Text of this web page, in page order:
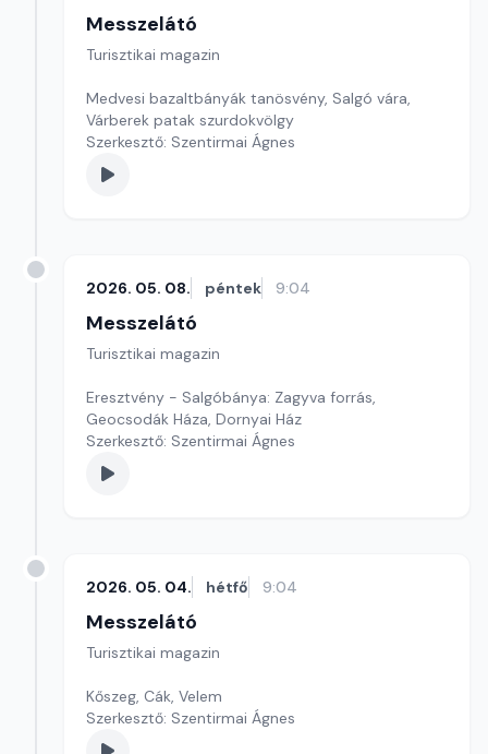
Messzelátó
Turisztikai magazin
Medvesi bazaltbányák tanösvény, Salgó vára,
Várberek patak szurdokvölgy
Szerkesztő: Szentirmai Ágnes
2026. 05. 08. péntek 9:04
Messzelátó
Turisztikai magazin
Eresztvény - Salgóbánya: Zagyva forrás,
Geocsodák Háza, Dornyai Ház
Szerkesztő: Szentirmai Ágnes
2026. 05. 04. hétfő 9:04
Messzelátó
Turisztikai magazin
Kőszeg, Cák, Velem
Szerkesztő: Szentirmai Ágnes